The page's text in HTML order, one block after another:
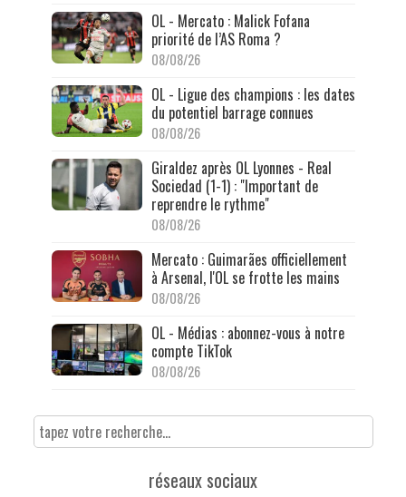
OL - Mercato : Malick Fofana
priorité de l’AS Roma ?
08/08/26
OL - Ligue des champions : les dates
du potentiel barrage connues
08/08/26
Giraldez après OL Lyonnes - Real
Sociedad (1-1) : "Important de
reprendre le rythme"
08/08/26
Mercato : Guimarães officiellement
à Arsenal, l'OL se frotte les mains
08/08/26
OL - Médias : abonnez-vous à notre
compte TikTok
08/08/26
réseaux sociaux